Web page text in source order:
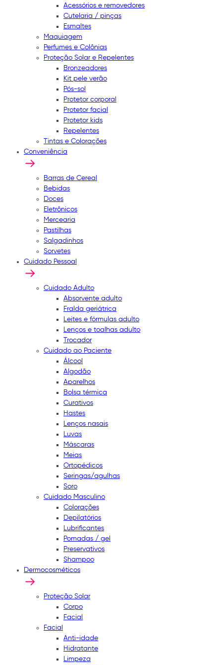
Acessórios e removedores
Cutelaria / pinças
Esmaltes
Maquiagem
Perfumes e Colônias
Proteção Solar e Repelentes
Bronzeadores
Kit pele verão
Pós-sol
Protetor corporal
Protetor facial
Protetor kids
Repelentes
Tintas e Colorações
Conveniência
Barras de Cereal
Bebidas
Doces
Eletrônicos
Mercearia
Pastilhas
Salgadinhos
Sorvetes
Cuidado Pessoal
Cuidado Adulto
Absorvente adulto
Fralda geriátrica
Leites e fórmulas adulto
Lenços e toalhas adulto
Trocador
Cuidado ao Paciente
Álcool
Algodão
Aparelhos
Bolsa térmica
Curativos
Hastes
Lenços nasais
Luvas
Máscaras
Meias
Ortopédicos
Seringas/agulhas
Soro
Cuidado Masculino
Colorações
Depilatórios
Lubrificantes
Pomadas / gel
Preservativos
Shampoo
Dermocosméticos
Proteção Solar
Corpo
Facial
Facial
Anti-idade
Hidratante
Limpeza